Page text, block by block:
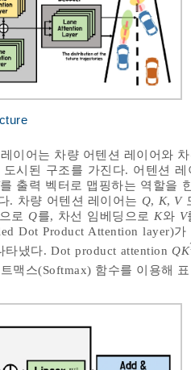
이어는 차량 어텐션 레이어와
도시된 구조를 가진다. 어텐션
를 출력 벡터로 맵핑하는 역할을
. 차량 어텐션 레이어는 Q, K, V
로 Q를, 차선 임베딩으로K와 V
Dot Product Attention layer)
타냈다. Dot product attention QK
맥스(Softmax) 함수를 이용해